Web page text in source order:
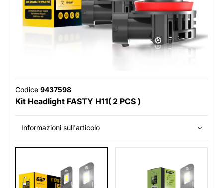
Codice 9437598
Kit Headlight FASTY H11( 2 PCS )
Informazioni sull'articolo